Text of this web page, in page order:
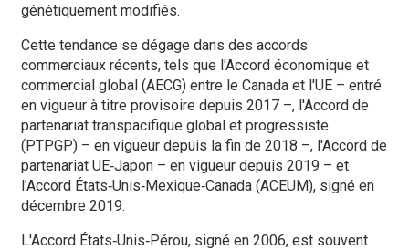
génétiquement modifiés.
Cette tendance se dégage dans des accords
commerciaux récents, tels que l'Accord économique et
commercial global (AECG) entre le Canada et l'UE – entré
en vigueur à titre provisoire depuis 2017 –, l'Accord de
partenariat transpacifique global et progressiste
(PTPGP) – en vigueur depuis la fin de 2018 –, l'Accord de
partenariat UE‑Japon – en vigueur depuis 2019 – et
l'Accord États‑Unis‑Mexique‑Canada (ACEUM), signé en
décembre 2019.
L'Accord États‑Unis‑Pérou, signé en 2006, est souvent